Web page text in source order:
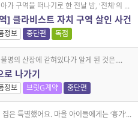
가 구역을 떠나기로 한 전날 밤, '전체'의 ...
] 클라비스트 자치 구역 살인 사건
정보 중단편 독점
명의 산장에 갇혀있다가 알게 된 것은....
로 나가기
정보 브릿G계약 중단편
집은 특별했어요. 마을 아이들에게는 ‘흉가’...